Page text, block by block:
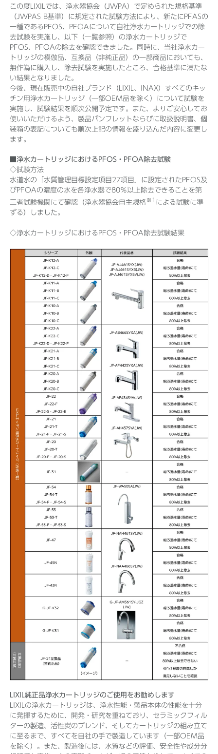
この度LIXILでは、浄水器協会（JWPA）で定められた規格基準
（JWPAS B基準）に規定された試験方法により、新たにPFASの
一種であるPFOS、PFOAについて自社浄水カートリッジでの除
去試験を実施し、以下（一覧参照）の浄水カートリッジで
PFOS、PFOAの除去を確認できました。同時に、当社浄水カー
トリッジの模倣品、互換品（非純正品）の一部商品においても、
無作為に購入し、除去試験を実施したところ、合格基準に満たな
い結果となりました。
今後、現在販売中の自社ブランド（LIXIL、INAX）すべてのキッ
チン用浄水カートリッジ（一部OEM品を除く）について試験を
実施し、試験結果を順次公開予定です。また、よりご安心してお
使いいただけるよう、製品パンフレットならびに取扱説明書、個
装箱の表記についても順次上記の情報を盛り込んだ内容に変更し
ます。
■浄水カートリッジにおけるPFOS・PFOA除去試験
◇試験方法
水道水の「水質管理目標設定項目27項目」に設定されたPFOS及
びPFOAの濃度の水を各浄水器で80％以上除去できることを第
三者試験機関にて確認（浄水器協会自主規格※1 による試験に準
ずる）しました。
◇浄水カートリッジにおけるPFOS・PFOA除去試験結果
LIXIL純正品浄水カートリッジのご使用をお勧めします
LIXILの浄水カートリッジは、浄水性能・製品本体の性能を十分
に発揮するために、開発・研究を重ねており、セラミックフィル
ターの製造、活性炭のブレンド、そしてカートリッジの組み立て
に至るまで、すべてを自社の手で製造しています（一部OEM品
を除く）。また、製造後には、水質などの評価、安全性や成分分